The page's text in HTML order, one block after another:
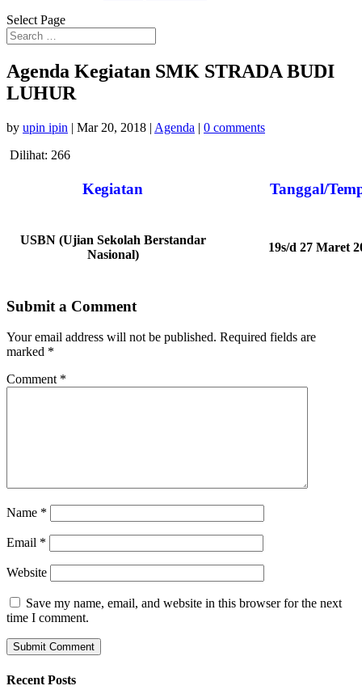
Select Page
Agenda Kegiatan SMK STRADA BUDI
LUHUR
by upin ipin | Mar 20, 2018 | Agenda | 0 comments
Dilihat: 266
Kegiatan Tanggal/
USBN (Ujian Sekolah Berstandar
Nasional)
19s/d 27 Maret
Submit a Comment
Your email address will not be published. Required fields are
marked *
Comment *
Name *
Email *
Website
Save my name, email, and website in this browser for the next
time I comment.
Recent Posts